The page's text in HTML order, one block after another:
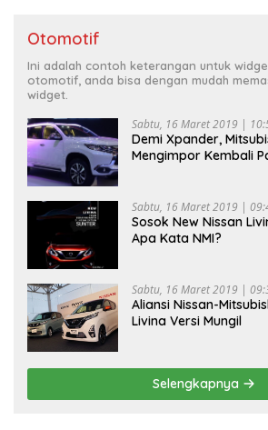
Otomotif
Ini adalah contoh keterangan untuk
otomotif, anda bisa dengan mudah
widget.
Sabtu, 16 Maret 2019 |
Demi Xpander,
Mengimpor Kembali
Sabtu, 16 Maret 2019 |
Sosok New Nissan
Apa Kata NMI?
Sabtu, 16 Maret 2019 |
Aliansi Nissan-
Livina Versi Mungil
Selengkapnya